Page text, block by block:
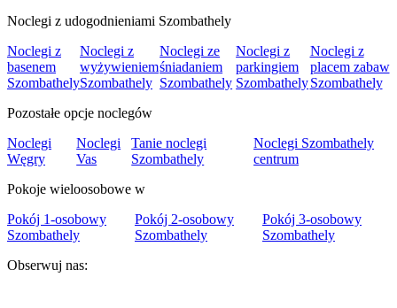
Noclegi z udogodnieniami Szombathely
Noclegi z
basenem
Szombathely
Noclegi z
wyżywieniem
Szombathely
Noclegi ze
śniadaniem
Szombathely
Noclegi z
parkingiem
Szombathely
Noclegi z
placem zabaw
Szombathely
Pozostałe opcje noclegów
Noclegi
Węgry
Noclegi
Vas
Tanie noclegi
Szombathely
Noclegi Szombathely
centrum
Pokoje wieloosobowe w
Pokój 1-osobowy
Szombathely
Pokój 2-osobowy
Szombathely
Pokój 3-osobowy
Szombathely
Obserwuj nas: